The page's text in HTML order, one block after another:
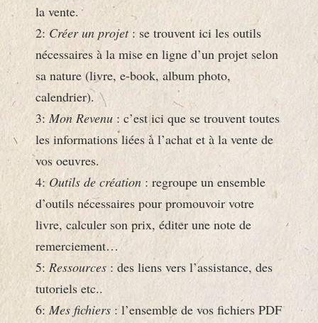
la vente.
2: Créer un projet: se trouvent ici les outils
nécessaires à la mise en ligne d’un projet selon
sa nature (livre, e-book, album photo,
calendrier).
3: Mon Revenu : c’est ici que se trouvent toutes
les informations liées à l’achat et à la vente de
vos oeuvres.
4: Outils de création : regroupe un ensemble
d’outils nécessaires pour promouvoir votre
livre, calculer son prix, éditer une note de
remerciement…
5: Ressources : des liens vers l’assistance, des
tutoriels etc..
6:Mes fichiers : l’ensemble de vos fichiers PDF